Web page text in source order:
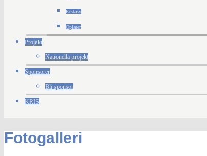
Ecstasy
Opiater
Projekt
Nationella projekt
Sponsorer
Bli sponsor
KRIS
Fotogalleri